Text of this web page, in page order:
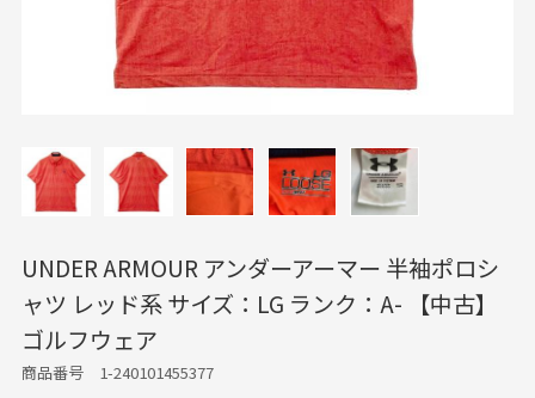
UNDER ARMOUR アンダーアーマー 半袖ポロシ
ャツ レッド系 サイズ：LG ランク：A- 【中古】
ゴルフウェア
商品番号 1-240101455377